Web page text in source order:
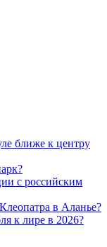
ближе к центру
с российским
в Аланье?
к лире в 2026?